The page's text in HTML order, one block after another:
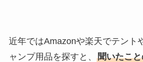
近年ではAmazonや楽天でテント
ャンプ用品を探すと、 聞いたこ